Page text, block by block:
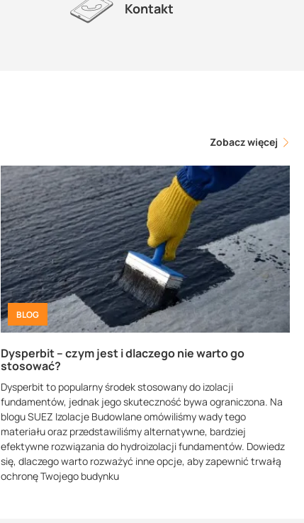
Kontakt
Zobacz więcej
BLOG
Dysperbit – czym jest i dlaczego nie warto go
stosować?
Dysperbit to popularny środek stosowany do izolacji
fundamentów, jednak jego skuteczność bywa ograniczona. Na
blogu SUEZ Izolacje Budowlane omówiliśmy wady tego
materiału oraz przedstawiliśmy alternatywne, bardziej
efektywne rozwiązania do hydroizolacji fundamentów. Dowiedz
się, dlaczego warto rozważyć inne opcje, aby zapewnić trwałą
ochronę Twojego budynku